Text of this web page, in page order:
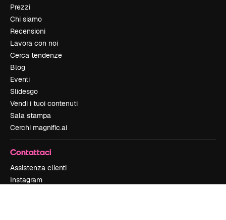
Prezzi
Chi siamo
Recensioni
Lavora con noi
Cerca tendenze
Blog
Eventi
Slidesgo
Vendi i tuoi contenuti
Sala stampa
Cerchi magnific.ai
Contattaci
Assistenza clienti
Instagram